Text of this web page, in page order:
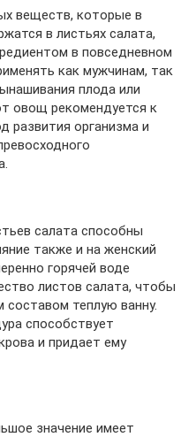
веществ, которые в
в листьях салата,
в повседневном
как мужчинам, так
плода или
овощ рекомендуется к
развития организма и
салата способны
также и на женский
горячей воде
листов салата, чтобы
составом теплую ванну.
способствует
и придает ему
значение имеет